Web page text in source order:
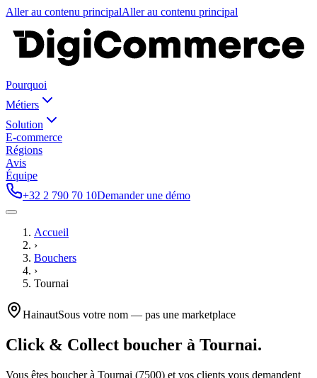
Aller au contenu principalAller au contenu principal
Pourquoi
Métiers
Solution
E-commerce
Régions
Avis
Équipe
+32 2 790 70 10Demander une démo
Accueil
›
Bouchers
›
Tournai
HainautSous votre nom — pas une marketplace
Click & Collect boucher à Tournai.
Vous êtes boucherà Tournai (7500) et vos clients vous demandent